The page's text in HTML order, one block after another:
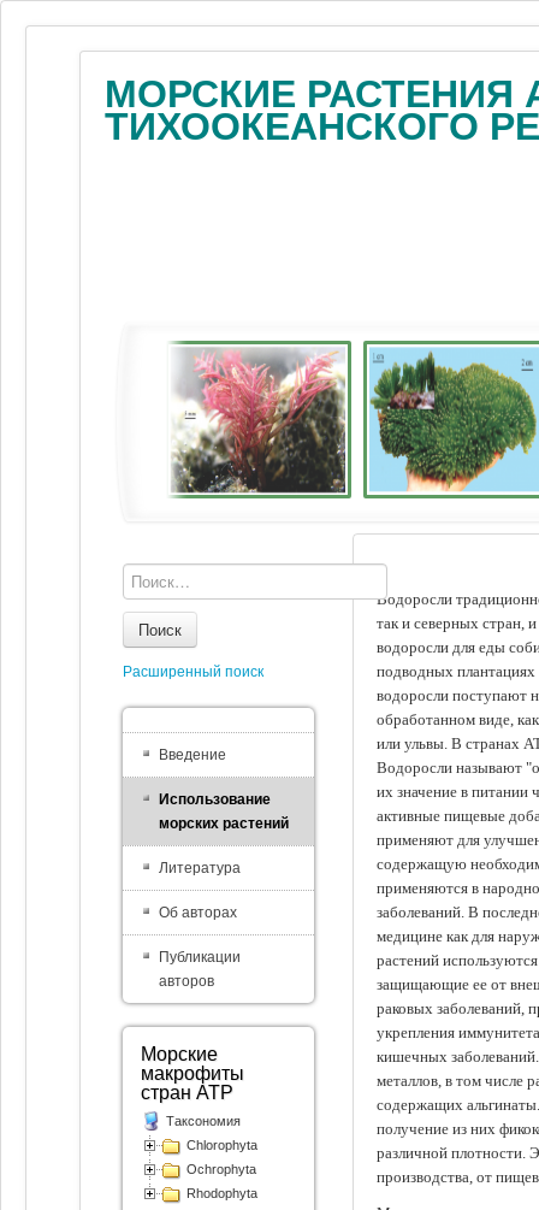
МОРСКИЕ РАСТЕНИЯ
ТИХООКЕАНСКОГО
Водоросли
так и северных стран,
водоросли для еды
подводных
водоросли поступают
обработанном виде,
или ульвы. В странах
Водоросли называют
их значение в питании
активные пищевые
применяют для
содержащую
применяются в
заболеваний. В
медицине как для
растений
защищающие ее от
раковых заболеваний,
укрепления
кишечных
металлов, в том числе
содержащих
получение из них
различной плотности.
производства, от
Поиск
Расширенный поиск
Введение
Использование
морских растений
Литература
Об авторах
Публикации
авторов
Морские
макрофиты
стран АТР
Таксономия
Chlorophyta
Ochrophyta
Rhodophyta